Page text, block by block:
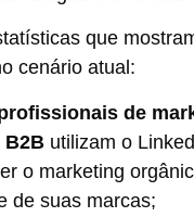
que
cenário atual:
de
B2B utilizam o
o marketing
de suas marcas;